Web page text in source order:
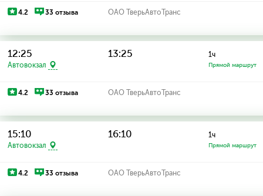
4.2 33 отзыва ОАО ТверьАвтоТранс
12:25
Автовокзал
13:25 1ч
Прямой маршрут
4.2 33 отзыва ОАО ТверьАвтоТранс
15:10
Автовокзал
16:10 1ч
Прямой маршрут
4.2 33 отзыва ОАО ТверьАвтоТранс